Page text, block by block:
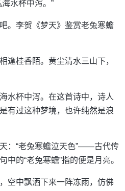
水杯中泻。”
。李贺《梦天》鉴赏老兔寒蟾
逢桂香陌。黄尘清水三山下，
水杯中泻。在这首诗中，诗人
有过这种梦境，也许纯然是浪
：“老兔寒蟾泣天色”——古代传
的“老兔寒蟾”指的便是月亮。
空中飘洒下来一阵冻雨，仿佛